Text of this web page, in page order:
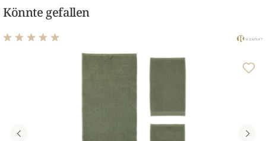
Könnte gefallen
Durchschnittliche Bewertung von 5 von 5 Sternen